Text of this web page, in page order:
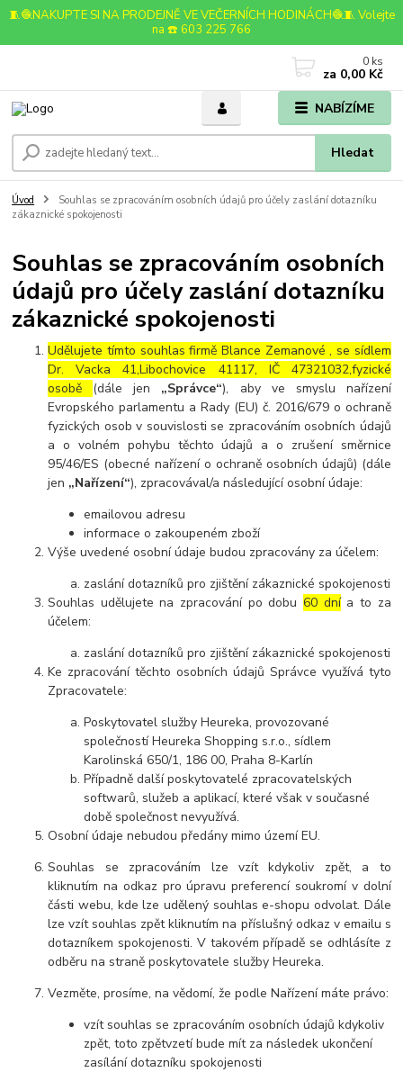
🧵🧶NAKUPTE SI NA PRODEJNĚ VE VEČERNÍCH HODINÁCH🧶🧵 Volejte
na ☎️ 603 225 766
NABÍZÍME
Hledat
0 ks
za 0,00 Kč
Úvod
Souhlas se zpracováním osobních údajů pro účely zaslání dotazníku
zákaznické spokojenosti
Souhlas se zpracováním osobních
údajů pro účely zaslání dotazníku
zákaznické spokojenosti
Udělujete tímto souhlas firmě Blance Zemanové , se sídlem
Dr. Vacka 41,Libochovice 41117, IČ 47321032,fyzické
osobě (dále jen „Správce“), aby ve smyslu nařízení
Evropského parlamentu a Rady (EU) č. 2016/679 o ochraně
fyzických osob v souvislosti se zpracováním osobních údajů
a o volném pohybu těchto údajů a o zrušení směrnice
95/46/ES (obecné nařízení o ochraně osobních údajů) (dále
jen „Nařízení“), zpracovával/a následující osobní údaje:
emailovou adresu
informace o zakoupeném zboží
Výše uvedené osobní údaje budou zpracovány za účelem:
zaslání dotazníků pro zjištění zákaznické spokojenosti
Souhlas udělujete na zpracování po dobu60 dnía to za
účelem:
zaslání dotazníků pro zjištění zákaznické spokojenosti
Ke zpracování těchto osobních údajů Správce využívá tyto
Zpracovatele:
Poskytovatel služby Heureka, provozované
společností Heureka Shopping s.r.o., sídlem
Karolinská 650/1, 186 00, Praha 8-Karlín
Případně další poskytovatelé zpracovatelských
softwarů, služeb a aplikací, které však v současné
době společnost nevyužívá.
Osobní údaje nebudou předány mimo území EU.
Souhlas se zpracováním lze vzít kdykoliv zpět, a to
kliknutím na odkaz pro úpravu preferencí soukromí v dolní
části webu, kde lze udělený souhlas e-shopu odvolat. Dále
lze vzít souhlas zpět kliknutím na příslušný odkaz v emailu s
dotazníkem spokojenosti. V takovém případě se odhlásíte z
odběru na straně poskytovatele služby Heureka.
Vezměte, prosíme, na vědomí, že podle Nařízení máte právo:
vzít souhlas se zpracováním osobních údajů kdykoliv
zpět, toto zpětvzetí bude mít za následek ukončení
zasílání dotazníku spokojenosti